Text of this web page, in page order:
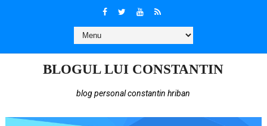
BLOGUL LUI CONSTANTIN
blog personal constantin hriban